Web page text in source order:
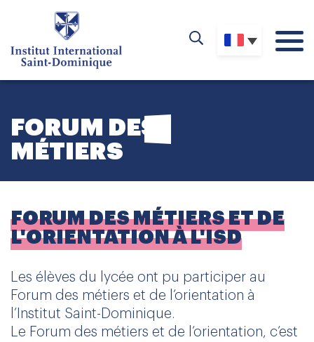
FORUM DES
MÉTIERS
FORUM DES MÉTIERS ET DE
L'ORIENTATION À L'ISD
Les élèves du lycée ont pu participer au
Forum des métiers et de l’orientation à
l’Institut Saint-Dominique.
Le Forum des métiers et de l’orientation, c’est